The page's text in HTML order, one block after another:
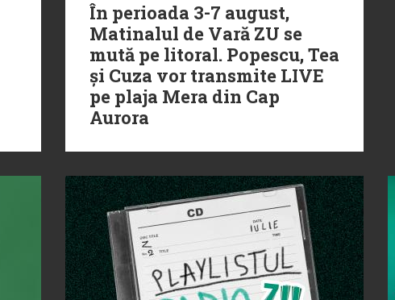
În perioada 3-7 august,
Matinalul de Vară ZU se
mută pe litoral. Popescu, Tea
și Cuza vor transmite LIVE
pe plaja Mera din Cap
Aurora